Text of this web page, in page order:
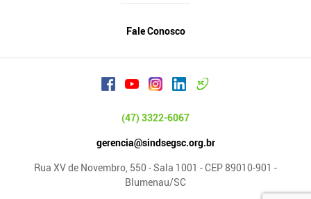
Fale Conosco
(47) 3322-6067
gerencia@sindsegsc.org.br
Rua XV de Novembro, 550 - Sala 1001 - CEP 89010-901 -
Blumenau/SC